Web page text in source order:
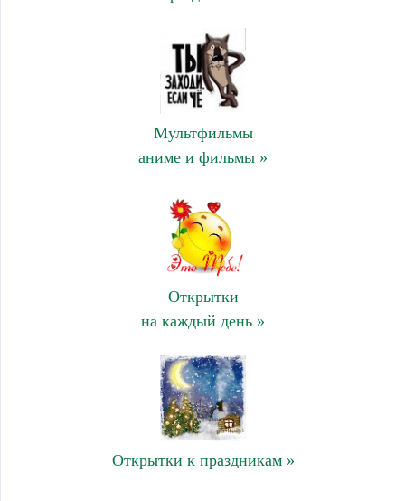
Мультфильмы
аниме и фильмы »
Открытки
на каждый день »
Открытки к праздникам »